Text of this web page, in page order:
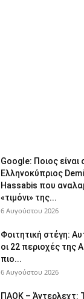
Google: Ποιος είναι
Ελληνοκύπριος
Hassabis που
«τιμόνι» της...
6 Αυγούστου 2026
Φοιτητική στέγη:
οι 22 περιοχές της
πιο...
6 Αυγούστου 2026
ΠΑΟΚ – Άντερλεχτ: